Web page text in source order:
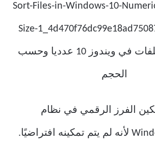
الفرز الرقمي في نظام
التشغيل Windows 10 لأنه لم يتم تمكينه افتراضيًا.